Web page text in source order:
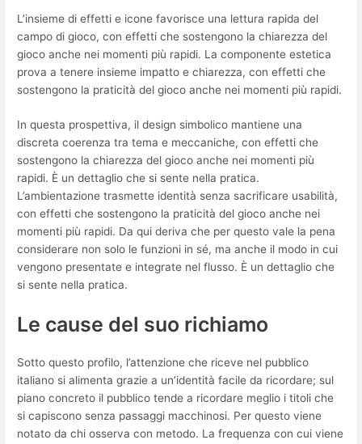
L’insieme di effetti e icone favorisce una lettura rapida del
campo di gioco, con effetti che sostengono la chiarezza del
gioco anche nei momenti più rapidi. La componente estetica
prova a tenere insieme impatto e chiarezza, con effetti che
sostengono la praticità del gioco anche nei momenti più rapidi.
In questa prospettiva, il design simbolico mantiene una
discreta coerenza tra tema e meccaniche, con effetti che
sostengono la chiarezza del gioco anche nei momenti più
rapidi. È un dettaglio che si sente nella pratica.
L’ambientazione trasmette identità senza sacrificare usabilità,
con effetti che sostengono la praticità del gioco anche nei
momenti più rapidi. Da qui deriva che per questo vale la pena
considerare non solo le funzioni in sé, ma anche il modo in cui
vengono presentate e integrate nel flusso. È un dettaglio che
si sente nella pratica.
Le cause del suo richiamo
Sotto questo profilo, l’attenzione che riceve nel pubblico
italiano si alimenta grazie a un’identità facile da ricordare; sul
piano concreto il pubblico tende a ricordare meglio i titoli che
si capiscono senza passaggi macchinosi. Per questo viene
notato da chi osserva con metodo. La frequenza con cui viene